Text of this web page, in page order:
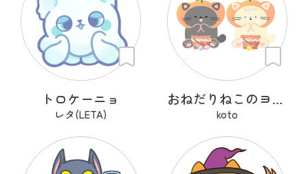
トロケーニョ
レタ(LETA)
おねだりねこのヨルとユキ
koto